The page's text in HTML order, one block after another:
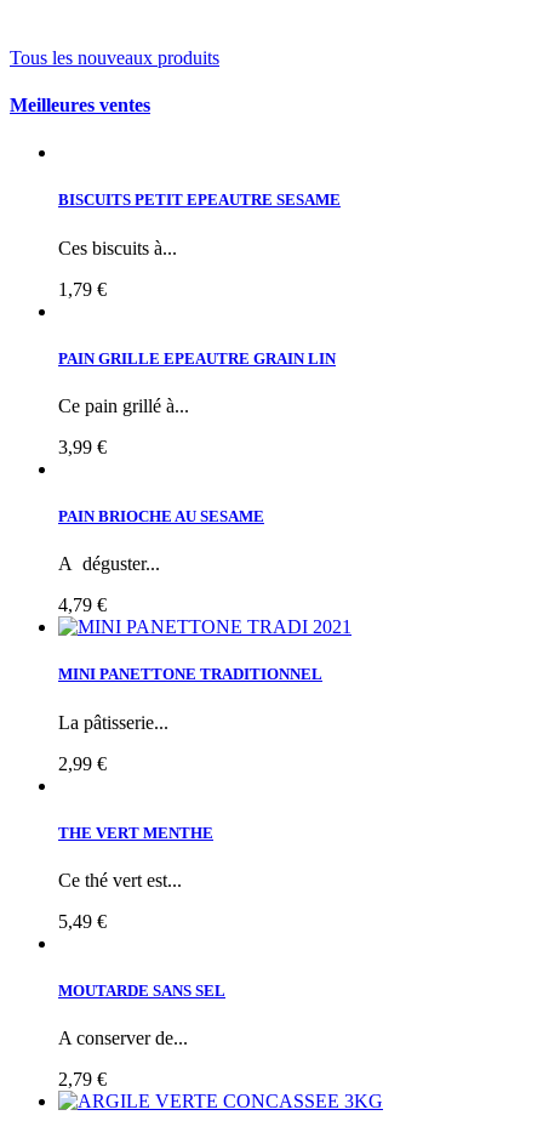
Tous les nouveaux produits
Meilleures ventes
BISCUITS PETIT EPEAUTRE SESAME
Ces biscuits à...
1,79 €
PAIN GRILLE EPEAUTRE GRAIN LIN
Ce pain grillé à...
3,99 €
PAIN BRIOCHE AU SESAME
A déguster...
4,79 €
MINI PANETTONE TRADITIONNEL
La pâtisserie...
2,99 €
THE VERT MENTHE
Ce thé vert est...
5,49 €
MOUTARDE SANS SEL
A conserver de...
2,79 €